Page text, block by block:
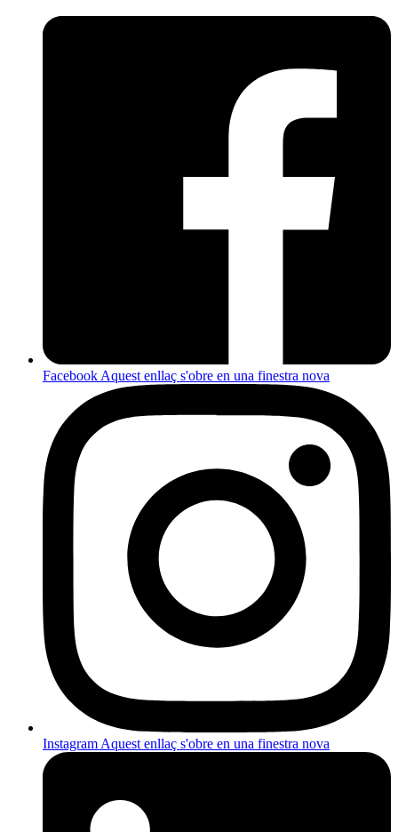
FacebookAquest enllaç s'obre en una finestra nova
InstagramAquest enllaç s'obre en una finestra nova